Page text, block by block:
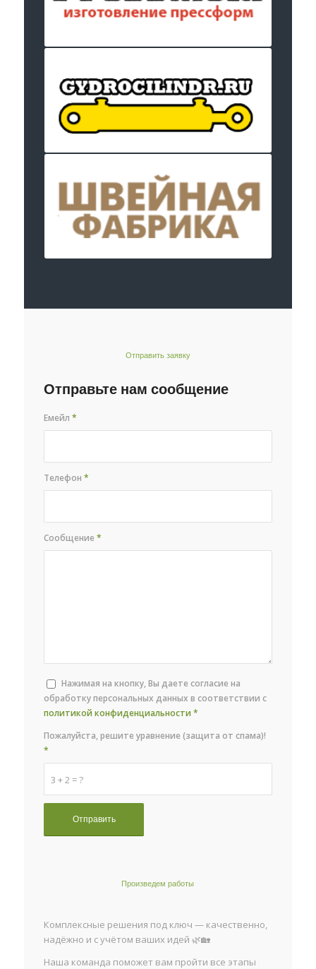
Отправить заявку
Отправьте нам сообщение
Емейл*
Телефон*
Сообщение*
Нажимая на кнопку, Вы даете согласие на
обработку персональных данных в соответствии с
политикой конфиденциальности *
3 + 2 = ?
Пожалуйста, решите уравнение (защита от спама)!
*
Произведем работы
Комплексные решения под ключ — качественно,
надёжно и с учётом ваших идей 🌿🏡
Наша команда поможет вам пройти все этапы